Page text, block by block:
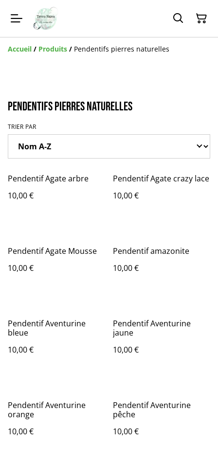
Accueil / Produits / Pendentifs pierres naturelles
Pendentifs pierres naturelles
TRIER PAR
Pendentif Agate arbre
10,00 €
Pendentif Agate crazy lace
10,00 €
Pendentif Agate Mousse
10,00 €
Pendentif amazonite
10,00 €
Pendentif Aventurine
bleue
10,00 €
Pendentif Aventurine
jaune
10,00 €
Pendentif Aventurine
orange
10,00 €
Pendentif Aventurine
pêche
10,00 €